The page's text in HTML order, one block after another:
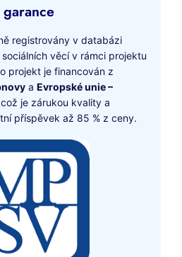
registrovány v databázi
věcí v rámci projektu
projekt je financován z
a Evropské unie –
je zárukou kvality a
příspěvek až 85 % z ceny.